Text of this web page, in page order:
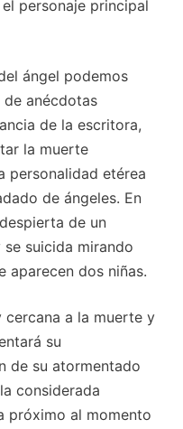
personaje principal
ángel podemos
anécdotas
de la escritora,
la muerte
personalidad etérea
de ángeles. En
de un
suicida mirando
aparecen dos niñas.
cercana a la muerte y
su
de su atormentado
considerada
próximo al momento